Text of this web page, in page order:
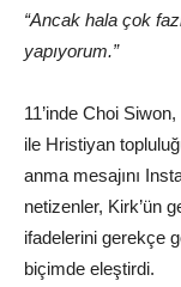
“Ancak hala çok
yapıyorum.”
11’inde Choi
ile Hristiyan
anma mesajını
netizenler, Kirk’ün
ifadelerini gerekçe
biçimde eleştirdi.